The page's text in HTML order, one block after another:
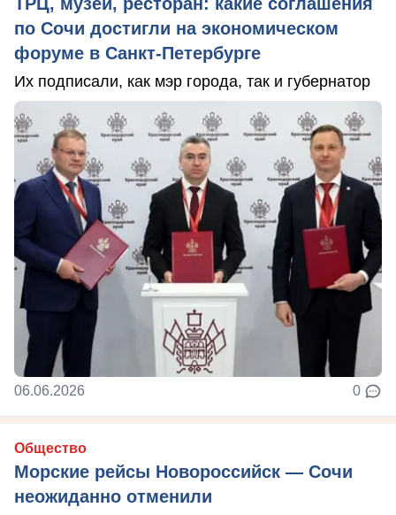
по Сочи достигли на экономическом
форуме в Санкт-Петербурге
Их подписали, как мэр города, так и губернатор
06.06.2026 0
Общество
Морские рейсы Новороссийск — Сочи
неожиданно отменили